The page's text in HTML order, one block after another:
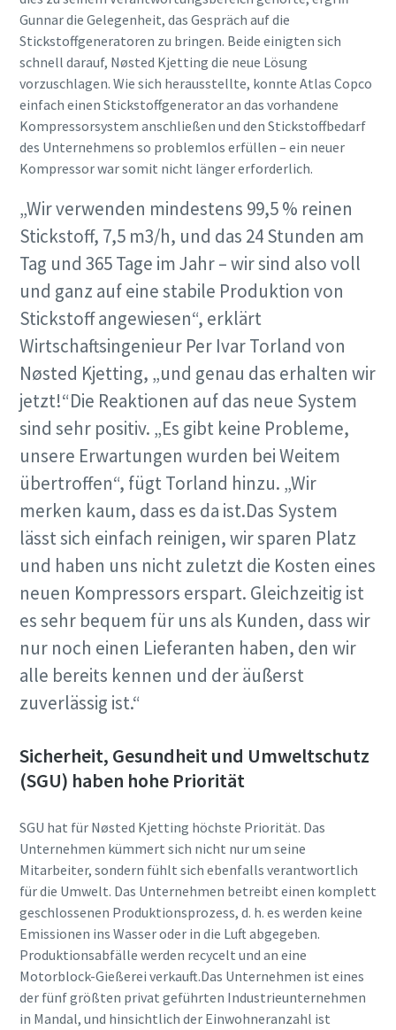
Gunnar die Gelegenheit, das Gespräch auf die
Stickstoffgeneratoren zu bringen. Beide einigten sich
schnell darauf, Nøsted Kjetting die neue Lösung
vorzuschlagen. Wie sich herausstellte, konnte Atlas Copco
einfach einen Stickstoffgenerator an das vorhandene
Kompressorsystem anschließen und den Stickstoffbedarf
des Unternehmens so problemlos erfüllen – ein neuer
Kompressor war somit nicht länger erforderlich.
„Wir verwenden mindestens 99,5 % reinen
Stickstoff, 7,5 m3/h, und das 24 Stunden am
Tag und 365 Tage im Jahr – wir sind also voll
und ganz auf eine stabile Produktion von
Stickstoff angewiesen“, erklärt
Wirtschaftsingenieur Per Ivar Torland von
Nøsted Kjetting, „und genau das erhalten wir
jetzt!“Die Reaktionen auf das neue System
sind sehr positiv. „Es gibt keine Probleme,
unsere Erwartungen wurden bei Weitem
übertroffen“, fügt Torland hinzu. „Wir
merken kaum, dass es da ist.Das System
lässt sich einfach reinigen, wir sparen Platz
und haben uns nicht zuletzt die Kosten eines
neuen Kompressors erspart. Gleichzeitig ist
es sehr bequem für uns als Kunden, dass wir
nur noch einen Lieferanten haben, den wir
alle bereits kennen und der äußerst
zuverlässig ist.“
Sicherheit, Gesundheit und Umweltschutz
(SGU) haben hohe Priorität
SGU hat für Nøsted Kjetting höchste Priorität. Das
Unternehmen kümmert sich nicht nur um seine
Mitarbeiter, sondern fühlt sich ebenfalls verantwortlich
für die Umwelt. Das Unternehmen betreibt einen komplett
geschlossenen Produktionsprozess, d. h. es werden keine
Emissionen ins Wasser oder in die Luft abgegeben.
Produktionsabfälle werden recycelt und an eine
Motorblock-Gießerei verkauft.Das Unternehmen ist eines
der fünf größten privat geführten Industrieunternehmen
in Mandal, und hinsichtlich der Einwohneranzahl ist